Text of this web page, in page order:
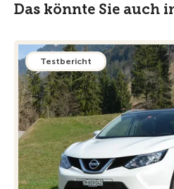
Das könnte Sie auch
Testbericht